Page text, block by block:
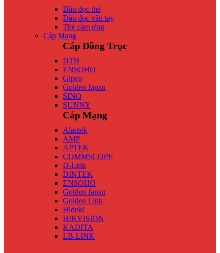
Đầu đọc thẻ
Đầu đọc vân tay
Thẻ cảm ứng
Cáp Mạng
Cáp Đồng Trục
DTH
ENSOHO
Gipco
Golden Japan
SINO
SUNNY
Cáp Mạng
Alantek
AMP
APTEK
COMMSCOPE
D-Link
DINTEK
ENSOHO
Golden Japan
Golden Link
Hideki
HIKVISION
KADITA
LB-LINK